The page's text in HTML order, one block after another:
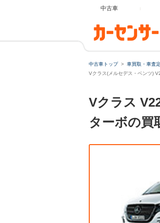
中古車
中古車トップ 車買取・車査
Vクラス(メルセデス・ベンツ)
Vクラス
ターボの買